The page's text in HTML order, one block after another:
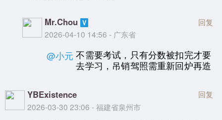
Mr.Chou
2026-04-10 14:56 - 广东省
回复
@小元 不需要考试，只有分数被扣完才要
去学习，吊销驾照需重新回炉再造
YBExistence
2026-03-30 23:06 - 福建省泉州市
回复